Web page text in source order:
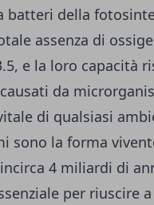
batteri della
assenza di
e la loro capacità
da
di qualsiasi
sono la forma
4 miliardi di
per riuscire